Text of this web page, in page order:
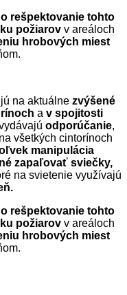
o rešpektovanie tohto
požiarovv areáloch
hrobových miest
na aktuálne zvýšené
a v spojitosti
odporúčanie,
na všetkých cintorínoch
manipulácia
zapaľovať sviečky,
na svietenie využívajú
o rešpektovanie tohto
požiarovv areáloch
hrobových miest